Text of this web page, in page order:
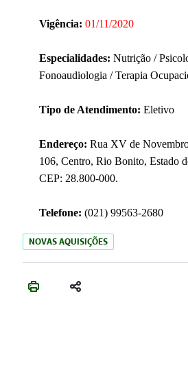
Vigência: 01/11/2020
Especialidades: Nutrição /
Fonoaudiologia / Terapia
Tipo de Atendimento: Eletivo
Endereço: Rua XV de
106, Centro, Rio Bonito, Estado
CEP: 28.800-000.
Telefone: (021) 99563-2680
NOVAS AQUISIÇÕES